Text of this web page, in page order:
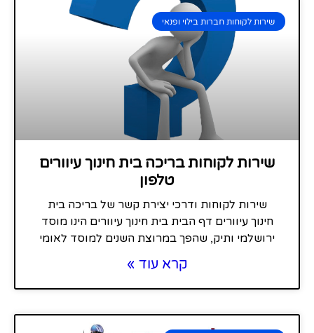
שירות לקוחות חברות בילוי ופנאי
שירות לקוחות בריכה בית חינוך עיוורים
טלפון
שירות לקוחות ודרכי יצירת קשר של בריכה בית
חינוך עיוורים דף הבית בית חינוך עיוורים הינו מוסד
ירושלמי ותיק, שהפך במרוצת השנים למוסד לאומי
קרא עוד »